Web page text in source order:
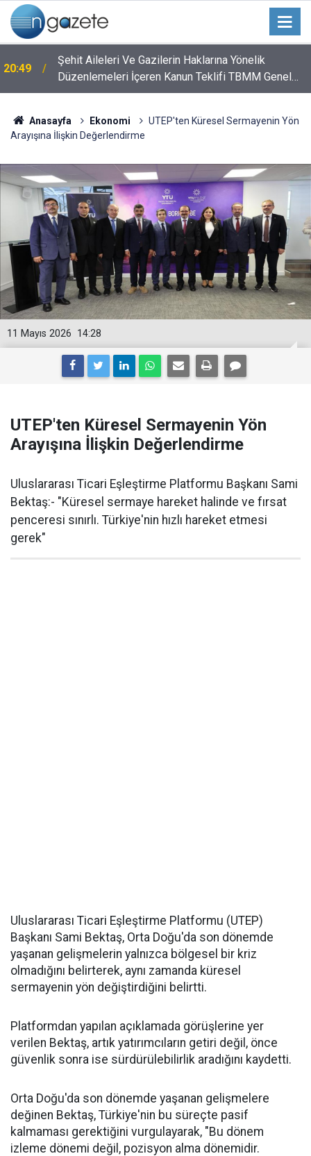
20:49
Şehit Aileleri Ve Gazilerin Haklarına Yönelik
Düzenlemeleri İçeren Kanun Teklifi TBMM Genel
Kurulunda
Anasayfa Ekonomi
UTEP'ten Küresel Sermayenin Yön
Arayışına İlişkin Değerlendirme
14:28
11 Mayıs 2026
UTEP'ten Küresel Sermayenin Yön
Arayışına İlişkin Değerlendirme
Uluslararası Ticari Eşleştirme Platformu Başkanı Sami
Bektaş:- "Küresel sermaye hareket halinde ve fırsat
penceresi sınırlı. Türkiye'nin hızlı hareket etmesi
gerek"
Uluslararası Ticari Eşleştirme Platformu (UTEP)
Başkanı Sami Bektaş, Orta Doğu'da son dönemde
yaşanan gelişmelerin yalnızca bölgesel bir kriz
olmadığını belirterek, aynı zamanda küresel
sermayenin yön değiştirdiğini belirtti.
Platformdan yapılan açıklamada görüşlerine yer
verilen Bektaş, artık yatırımcıların getiri değil, önce
güvenlik sonra ise sürdürülebilirlik aradığını kaydetti.
Orta Doğu'da son dönemde yaşanan gelişmelere
değinen Bektaş, Türkiye'nin bu süreçte pasif
kalmaması gerektiğini vurgulayarak, "Bu dönem
izleme dönemi değil, pozisyon alma dönemidir.